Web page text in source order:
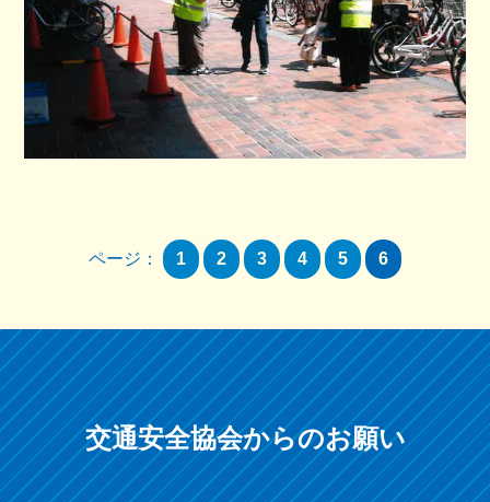
ページ： 1 2 3 4 5 6
交通安全協会からのお願い